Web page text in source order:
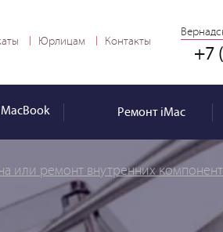
+7
Юрлицам Контакты
MacBook РемонтiMac
или ремонт внутренних